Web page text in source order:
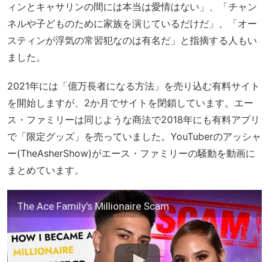
ィンとキャサリンの間には本当は愛情はない」、「チャン
ネルや子どものために家族を演じているだけだ」、「オー
スティンが浮気の常習犯なのは有名だ」と指摘する人もい
ました。
2021年には「億万長者になる方法」を売り込む有料サイト
を開始しますが、2か月でサイトを閉鎖しています。エー
ス・ファミリーは同じような商法で2018年にも有料アプリ
で「限定グッズ」を売っていました。YouTuberのアッシャ
ー(TheAsherShow)がエース・ファミリーの騒動を動画に
まとめています。
The Ace Family's Millionaire Scam